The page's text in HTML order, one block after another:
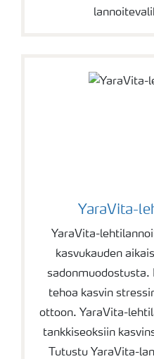
YaraVita-
YaraVita-
kasvukauden
tehoa kasvin
ottoon. YaraVita-
tankkiseoksiin
Tutustu YaraVita-